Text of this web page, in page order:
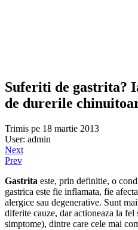
Suferiti de gastrita?
de durerile
Trimis pe 18 martie 2013
User: admin
Next
Prev
Gastrita este, prin definitie, o
gastrica este fie inflamata, fie
alergice sau degenerative. Sunt
diferite cauze, dar actioneaza la
simptome), dintre care cele mai